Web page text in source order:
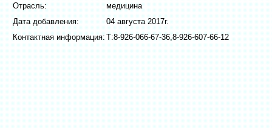
Отрасль:
медицина
Дата добавления:
04 августа 2017г.
Контактная информация:Т:8-926-066-67-36,8-926-607-66-12